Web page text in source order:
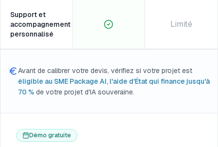
Support et
accompagnement
personnalisé
Limité
Avant de calibrer votre devis, vérifiez si votre projet est
éligible au SME Package AI, l'aide d'État qui finance jusqu'à
70 % de votre projet d'IA souveraine.
Démo gratuite